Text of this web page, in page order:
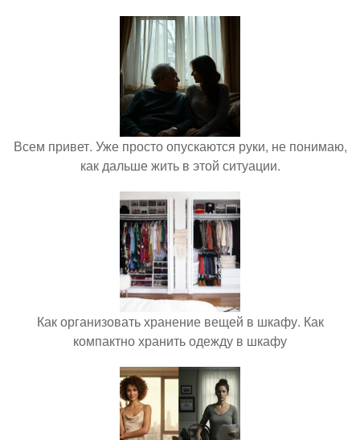
Всем привет. Уже просто опускаются руки, не понимаю,
как дальше жить в этой ситуации.
Как организовать хранение вещей в шкафу. Как
компактно хранить одежду в шкафу